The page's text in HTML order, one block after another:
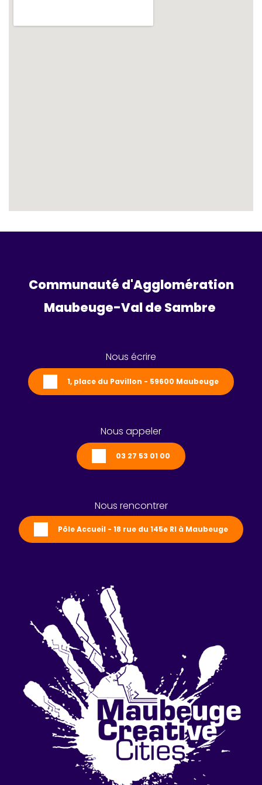
Communauté d'Agglomération
Maubeuge-Val de Sambre
Nous écrire
1, place du Pavillon - 59600 Maubeuge
Nous appeler
03 27 53 01 00
Nous rencontrer
Pôle Accueil - 18 rue du 145e RI à Maubeuge